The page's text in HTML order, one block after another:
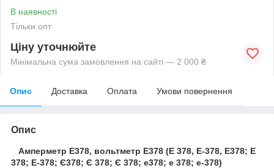
В наявності
Тільки опт
Ціну уточнюйте
Мінімальна сума замовлення на сайті — 2 000 ₴
Опис Доставка Оплата Умови повернення
Опис
Амперметр Е378, вольтметр Е378 (Е 378, Е-378, Е378; Е
378; Е-378; Є378; Є 378; Є 378; е378; е 378; е-378)